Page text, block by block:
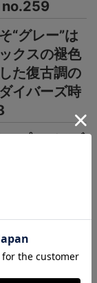
no.259
“グレー”は
クスの褪色
た復古調の
イバーズ時
プシ”や“ブ
じゃない】
スGMTマ
PCGも再